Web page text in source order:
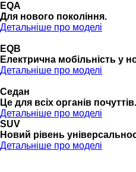
EQA
Для нового покоління.
Детальніше про моделі
EQB
Електрична мобільність у
Детальніше про моделі
Седан
Це для всіх органів почуттів.
Детальніше про моделі
SUV
Новий рівень
Детальніше про моделі